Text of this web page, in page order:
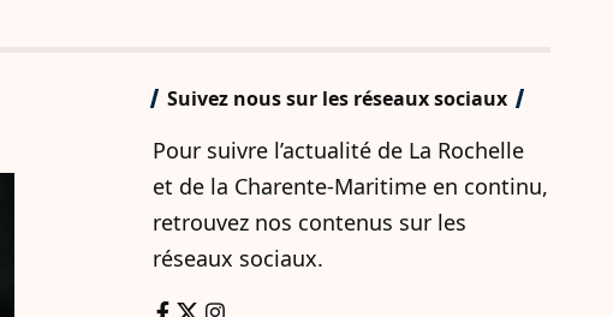
Suivez nous sur les réseaux sociaux
Pour suivre l’actualité de La Rochelle
et de la Charente-Maritime en continu,
retrouvez nos contenus sur les
réseaux sociaux.